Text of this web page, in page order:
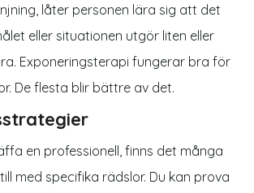
låter personen lära sig att det
eller situationen utgör liten eller
Exponeringsterapi fungerar bra för
De flesta blir bättre av det.
en professionell, finns det många
med specifika rädslor. Du kan prova